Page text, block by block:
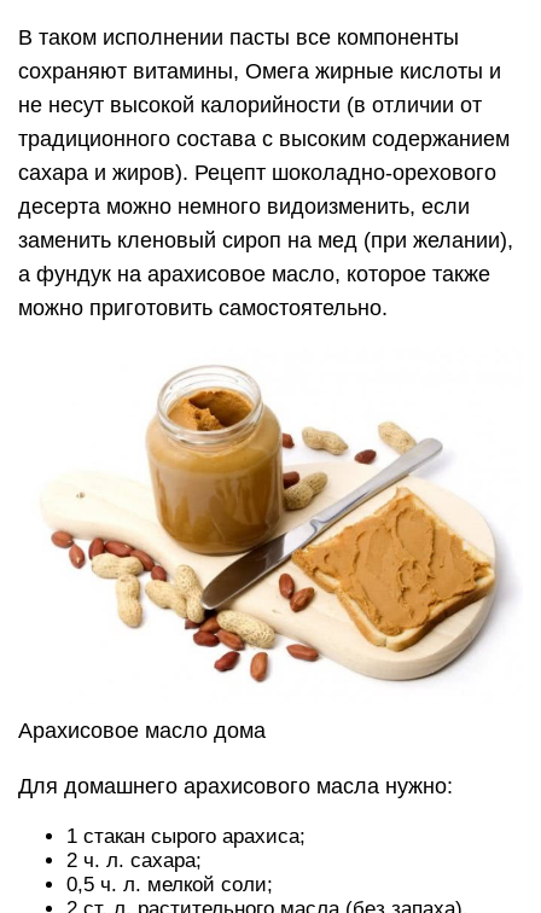
В таком исполнении пасты все компоненты
сохраняют витамины, Омега жирные кислоты и
не несут высокой калорийности (в отличии от
традиционного состава с высоким содержанием
сахара и жиров). Рецепт шоколадно-орехового
десерта можно немного видоизменить, если
заменить кленовый сироп на мед (при желании),
а фундук на арахисовое масло, которое также
можно приготовить самостоятельно.
Арахисовое масло дома
Для домашнего арахисового масла нужно:
1 стакан сырого арахиса;
2 ч. л. сахара;
0,5 ч. л. мелкой соли;